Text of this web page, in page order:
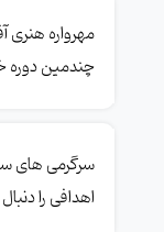
مهرواره
چندمین دوره
سرگرمی های
اهدافی را